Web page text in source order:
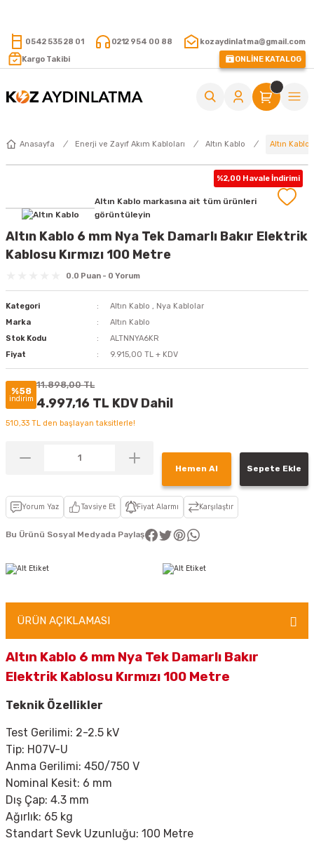
0542 535 28 01 0212 954 00 88
kozaydinlatma@gmail.com
Kargo Takibi
ONLİNE KATALOG
Anasayfa Enerji ve Zayıf Akım Kabloları Altın Kablo Altın Kablo
%2,00 Havale İndirimi
Altın Kablo markasına ait tüm ürünleri
görüntüleyin
Altın Kablo 6 mm Nya Tek Damarlı Bakır Elektrik
Kablosu Kırmızı 100 Metre
0.0 Puan - 0 Yorum
Kategori Altın Kablo , Nya Kablolar
Marka
Altın Kablo
Stok Kodu
ALTNNYA6KR
Fiyat
9.915,00 TL + KDV
%58
indirim
11.898,00 TL
4.997,16 TL KDV Dahil
510,33 TL den başlayan taksitlerle!
Hemen Al Sepete Ekle
Yorum Yaz Tavsiye Et Fiyat Alarmı Karşılaştır
Bu Ürünü Sosyal Medyada Paylaş
ÜRÜN AÇIKLAMASI
Altın Kablo 6 mm Nya Tek Damarlı Bakır
Elektrik Kablosu Kırmızı 100 Metre
Teknik Özellikler
Test Gerilimi: 2-2.5 kV
Tip: H07V-U
Anma Gerilimi: 450/750 V
Nominal Kesit: 6 mm
Dış Çap: 4.3 mm
Ağırlık: 65 kg
Standart Sevk Uzunluğu: 100 Metre